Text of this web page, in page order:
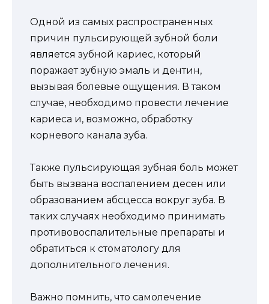
Одной из самых распространенных
причин пульсирующей зубной боли
является зубной кариес, который
поражает зубную эмаль и дентин,
вызывая болевые ощущения. В таком
случае, необходимо провести лечение
кариеса и, возможно, обработку
корневого канала зуба.
Также пульсирующая зубная боль может
быть вызвана воспалением десен или
образованием абсцесса вокруг зуба. В
таких случаях необходимо принимать
противовоспалительные препараты и
обратиться к стоматологу для
дополнительного лечения.
Важно помнить, что самолечение